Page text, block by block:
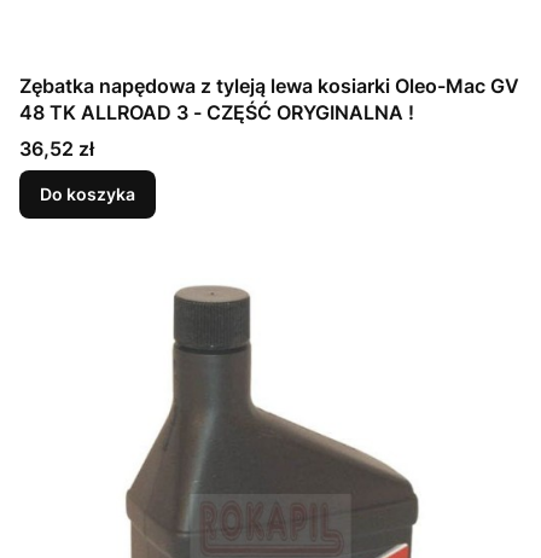
Zębatka napędowa z tyleją lewa kosiarki Oleo-Mac GV
48 TK ALLROAD 3 - CZĘŚĆ ORYGINALNA !
Cena
36,52 zł
Do koszyka